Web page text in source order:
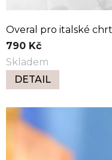
p
r
o
p
s
y
Overal pro italské
790 Kč
Skladem
DETAIL